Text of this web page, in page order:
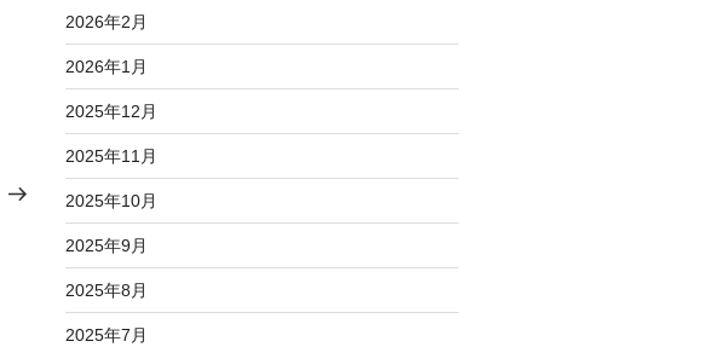
の
2026年2月
2026年1月
2025年12月
2025年11月
2025年10月
2025年9月
2025年8月
2025年7月